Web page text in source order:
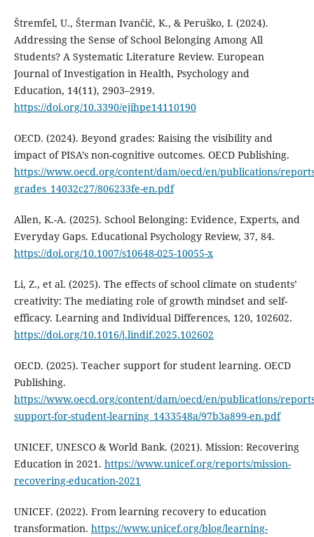
Štremfel, U., Šterman Ivančič, K., & Peruško, I. (2024).
Addressing the Sense of School Belonging Among All
Students? A Systematic Literature Review. European
Journal of Investigation in Health, Psychology and
Education, 14(11), 2903–2919.
https://doi.org/10.3390/ejihpe14110190
OECD. (2024). Beyond grades: Raising the visibility and
impact of PISA’s non-cognitive outcomes. OECD Publishing.
https://www.oecd.org/content/dam/oecd/en/publications/
grades_14032c27/806233fe-en.pdf
Allen, K.-A. (2025). School Belonging: Evidence, Experts, and
Everyday Gaps. Educational Psychology Review, 37, 84.
https://doi.org/10.1007/s10648-025-10055-x
Li, Z., et al. (2025). The effects of school climate on students’
creativity: The mediating role of growth mindset and self-
efficacy. Learning and Individual Differences, 120, 102602.
https://doi.org/10.1016/j.lindif.2025.102602
OECD. (2025). Teacher support for student learning. OECD
Publishing.
https://www.oecd.org/content/dam/oecd/en/publications/
support-for-student-learning_1433548a/97b3a899-en.pdf
UNICEF, UNESCO & World Bank. (2021). Mission: Recovering
Education in 2021. https://www.unicef.org/reports/mission-
recovering-education-2021
UNICEF. (2022). From learning recovery to education
transformation. https://www.unicef.org/blog/learning-